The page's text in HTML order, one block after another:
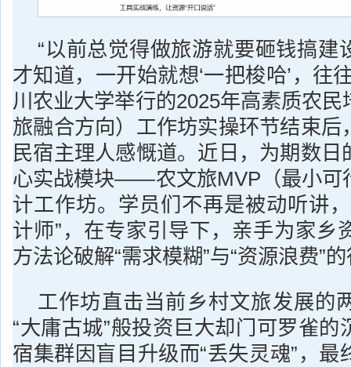
“以前总觉得做旅游就要砸钱搞建
才知道，一开始就想‘一把梭哈’，往
川农业大学举行的2025年高素质农
旅融合方向）工作坊实操环节结束后
民宿主理人感慨道。近日，为期数日
心实战模块——农文旅MVP（最小可
计工作坊。学员们不再是被动听讲
计师”，在专家引导下，亲手为家乡
方法论破解“需求模糊”与“资源浪费”
工作坊直击当前乡村文旅发展的
“大庸古城”般投资巨大却门可罗雀的
宿集群因盲目升级而“丢失灵魂”，最